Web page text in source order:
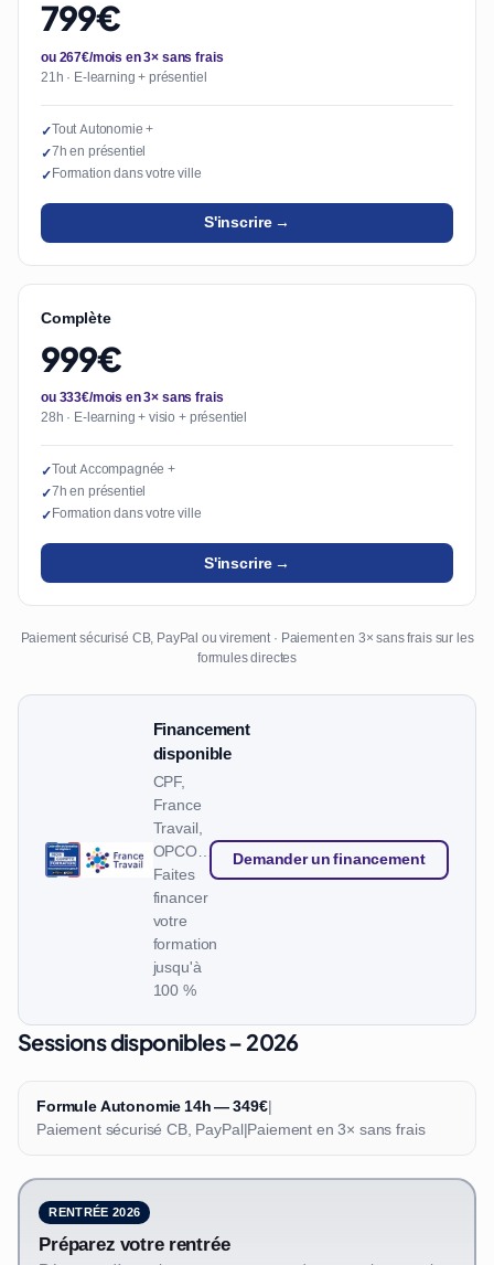
799€
ou 267€/mois en 3× sans frais
21h · E-learning + présentiel
✓Tout Autonomie +
✓7h en présentiel
✓Formation dans votre ville
S'inscrire →
Complète
999€
ou 333€/mois en 3× sans frais
28h · E-learning + visio + présentiel
✓Tout Accompagnée +
✓7h en présentiel
✓Formation dans votre ville
S'inscrire →
Paiement sécurisé CB, PayPal ou virement · Paiement en 3× sans frais sur les
formules directes
Financement
disponible
CPF,
France
Travail,
OPCO…
Faites
financer
votre
formation
jusqu'à
100 %
Demander un financement
Sessions disponibles – 2026
Formule Autonomie 14h — 349€|
Paiement sécurisé CB, PayPal|Paiement en 3× sans frais
RENTRÉE 2026
Préparez votre rentrée